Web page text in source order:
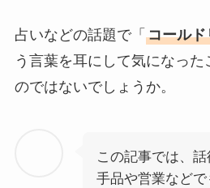
占いなどの話題で「 コールド
う言葉を耳にして気になっ
のではないでしょうか。
この記事では、
手品や営業など